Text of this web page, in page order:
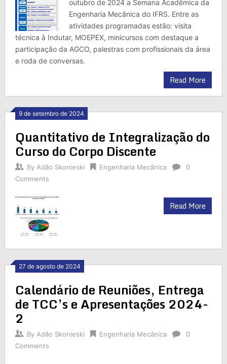
outubro de 2024 a Semana Acadêmica da
Engenharia Mecânica do IFRS. Entre as
atividades programadas estão: visita
técnica à Indutar, MOEPEX, minicursos com destaque a
participação da AGCO, palestras com profissionais da área
e roda de conversas.
Read More
9 de setembro de 2024
Quantitativo de Integralização do
Curso do Corpo Discente
By Adão Skonieski Engenharia Mecânica
0
Comments
Read More
27 de agosto de 2024
Calendário de Reuniões, Entrega
de TCC’s e Apresentações 2024-
2
By Adão Skonieski Engenharia Mecânica
0
Comments